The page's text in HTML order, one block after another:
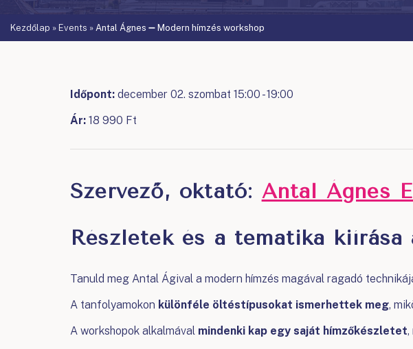
Kezdőlap » Events » Antal Ágnes ➖ Modern hímzés workshop
Időpont: december 02. szombat 15:00 - 19:00
Ár: 18 990 Ft
Szervező, oktató: Antal Ágnes
Részletek és a tematika
Tanuld meg Antal Ágival a modern hímzés magával ragadó
A tanfolyamokon különféle öltéstípusokat ismerhettek meg,
A workshopok alkalmával mindenki kap egy saját hímzőkészletet,